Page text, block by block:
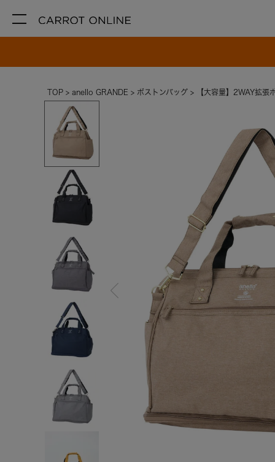
TOP anello GRANDE ボストンバッグ 【大容量】2WAY拡張